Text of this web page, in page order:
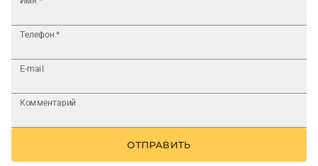
Телефон *
E-mail
Комментарий
ОТПРАВИТЬ